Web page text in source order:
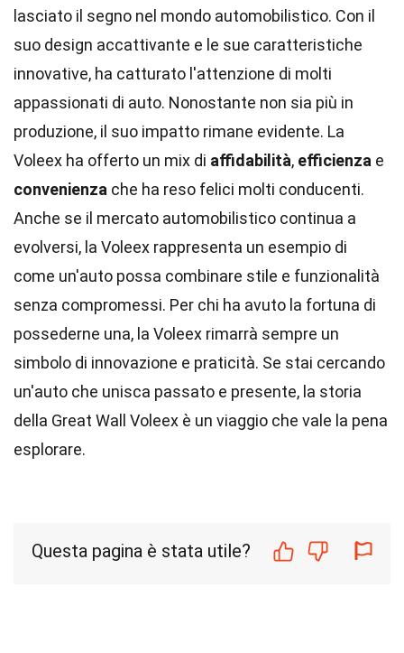
lasciato il segno nel mondo automobilistico. Con il
suo design accattivante e le sue caratteristiche
innovative, ha catturato l'attenzione di molti
appassionati di auto. Nonostante non sia più in
produzione, il suo impatto rimane evidente. La
Voleex ha offerto un mix di affidabilità, efficienza e
convenienza che ha reso felici molti conducenti.
Anche se il mercato automobilistico continua a
evolversi, la Voleex rappresenta un esempio di
come un'auto possa combinare stile e funzionalità
senza compromessi. Per chi ha avuto la fortuna di
possederne una, la Voleex rimarrà sempre un
simbolo di innovazione e praticità. Se stai cercando
un'auto che unisca passato e presente, la storia
della Great Wall Voleex è un viaggio che vale la pena
esplorare.
Questa pagina è stata utile?